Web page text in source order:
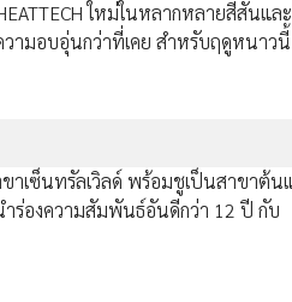
ใหม่ในหลากหลายสีสันและ
ามอบอุ่นกว่าที่เคย สำหรับฤดูหนาวนี้